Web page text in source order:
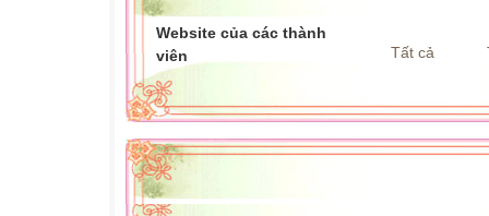
Tất cả
Website của các thành
viên